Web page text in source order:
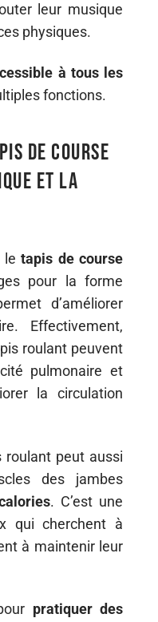
leur musique
physiques.
à tous les
fonctions.
de course
et la
letapis de course
pour la forme
d’améliorer
Effectivement,
roulant peuvent
pulmonaire et
la circulation
peut aussi
des jambes
. C’est une
qui cherchent à
à maintenir leur
pratiquer des